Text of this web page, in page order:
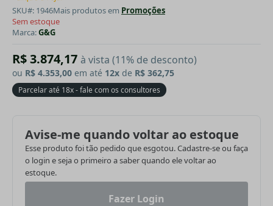
SKU#: 1946Mais produtos em Promoções
Sem estoque
Marca:G&G
R$ 3.874,17 à vista (11% de desconto)
ou R$ 4.353,00 em até 12x de R$ 362,75
Parcelar até 18x - fale com os consultores
Avise-me quando voltar ao estoque
Esse produto foi tão pedido que esgotou. Cadastre-se ou faça
o login e seja o primeiro a saber quando ele voltar ao
estoque.
Fazer Login